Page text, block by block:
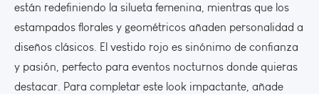
están redefiniendo la silueta femenina, mientras que los
estampados florales y geométricos añaden personalidad a
diseños clásicos. El vestido rojo es sinónimo de confianza
y pasión, perfecto para eventos nocturnos donde quieras
destacar. Para completar este look impactante, añade